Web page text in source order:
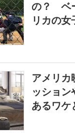
の？ ベ
リカの女
アメリカ
ッション
あるワケ